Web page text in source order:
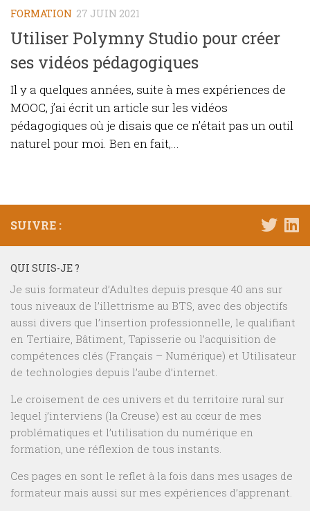
FORMATION 27 JUIN 2021
Utiliser Polymny Studio pour créer
ses vidéos pédagogiques
Il y a quelques années, suite à mes expériences de
MOOC, j’ai écrit un article sur les vidéos
pédagogiques où je disais que ce n’était pas un outil
naturel pour moi. Ben en fait,...
SUIVRE :
QUI SUIS-JE ?
Je suis formateur d’Adultes depuis presque 40 ans sur
tous niveaux de l’illettrisme au BTS, avec des objectifs
aussi divers que l’insertion professionnelle, le qualifiant
en Tertiaire, Bâtiment, Tapisserie ou l’acquisition de
compétences clés (Français – Numérique) et Utilisateur
de technologies depuis l’aube d’internet.
Le croisement de ces univers et du territoire rural sur
lequel j’interviens (la Creuse) est au cœur de mes
problématiques et l’utilisation du numérique en
formation, une réflexion de tous instants.
Ces pages en sont le reflet à la fois dans mes usages de
formateur mais aussi sur mes expériences d’apprenant.